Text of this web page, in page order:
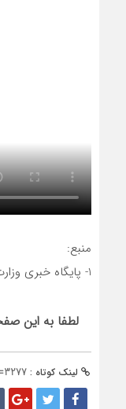
منبع:
1- پایگاه خبری وزارت راه و شهرسازی – مسکن و شهرسازی
لطفا به این
لینک کوتاه :